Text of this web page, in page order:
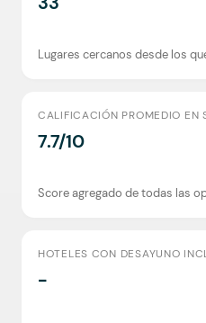
Lugares cercanos desde los
CALIFICACIÓN PROMEDIO EN
7.7/10
Score agregado de todas las
HOTELES CON DESAYUNO
-